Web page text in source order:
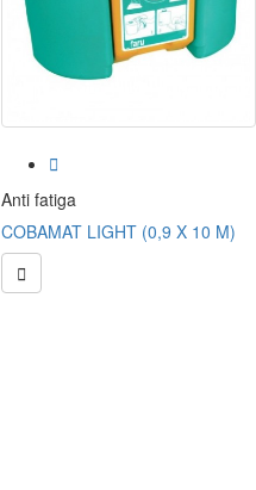

Anti fatiga
COBAMAT LIGHT (0,9 X 10 M)
